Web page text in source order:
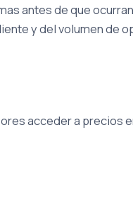
antes de que
y del volumen de
acceder a precios